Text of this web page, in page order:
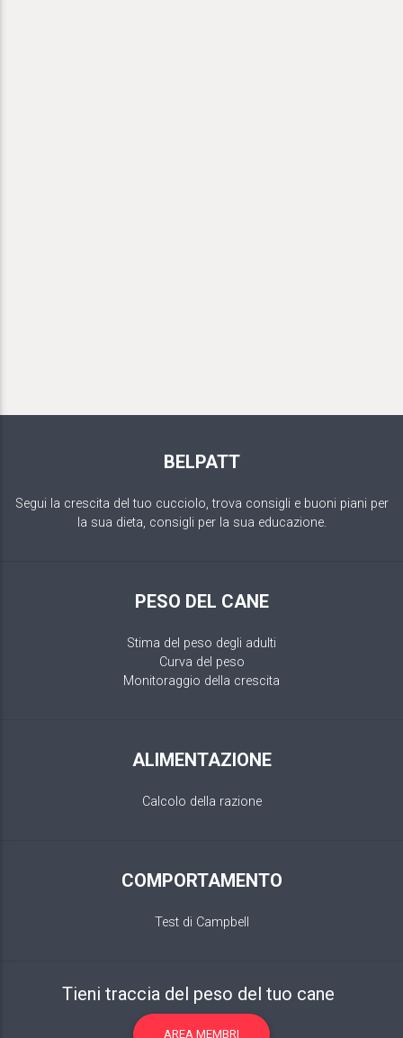
BELPATT
Segui la crescita del tuo cucciolo, trova consigli e buoni piani per
la sua dieta, consigli per la sua educazione.
PESO DEL CANE
Stima del peso degli adulti
Curva del peso
Monitoraggio della crescita
ALIMENTAZIONE
Calcolo della razione
COMPORTAMENTO
Test di Campbell
Tieni traccia del peso del tuo cane
AREA MEMBRI